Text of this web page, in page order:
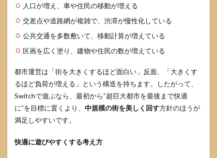
人口が増え、車や住民の移動が増える
交差点や道路網が複雑で、渋滞が慢性化している
公共交通を多数敷いて、移動計算が増えている
区画を広く塗り、建物や住民の数が増えている
都市運営は「街を大きくするほど面白い」反面、「大きくす
るほど負荷が増える」という構造を持ちます。したがって、
Switchで遊ぶなら、最初から“超巨大都市を最後まで快適
に”を目標に置くより、 中規模の街を美しく回す方針のほうが
満足しやすいです。
快適に遊びやすくする考え方